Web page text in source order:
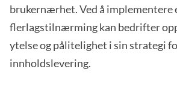
brukernærhet. Ved å implementere
flerlagstilnærming kan bedrifter
ytelse og pålitelighet i sin strategi
innholdslevering.